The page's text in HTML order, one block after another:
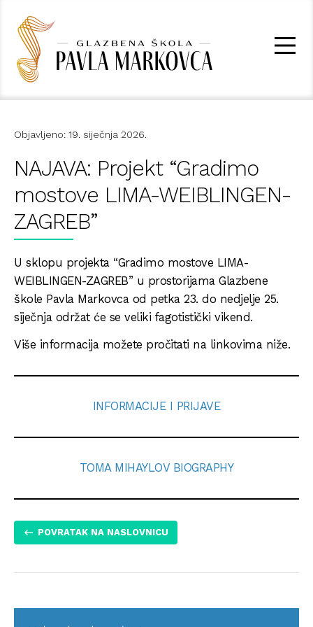
Objavljeno: 19. siječnja 2026.
NAJAVA: Projekt “Gradimo
mostove LIMA-WEIBLINGEN-
ZAGREB”
U sklopu projekta “Gradimo mostove LIMA-
WEIBLINGEN-ZAGREB” u prostorijama Glazbene
škole Pavla Markovca od petka 23. do nedjelje 25.
siječnja održat će se veliki fagotistički vikend.
Više informacija možete pročitati na linkovima niže.
INFORMACIJE I PRIJAVE
TOMA MIHAYLOV BIOGRAPHY
POVRATAK NA NASLOVNICU